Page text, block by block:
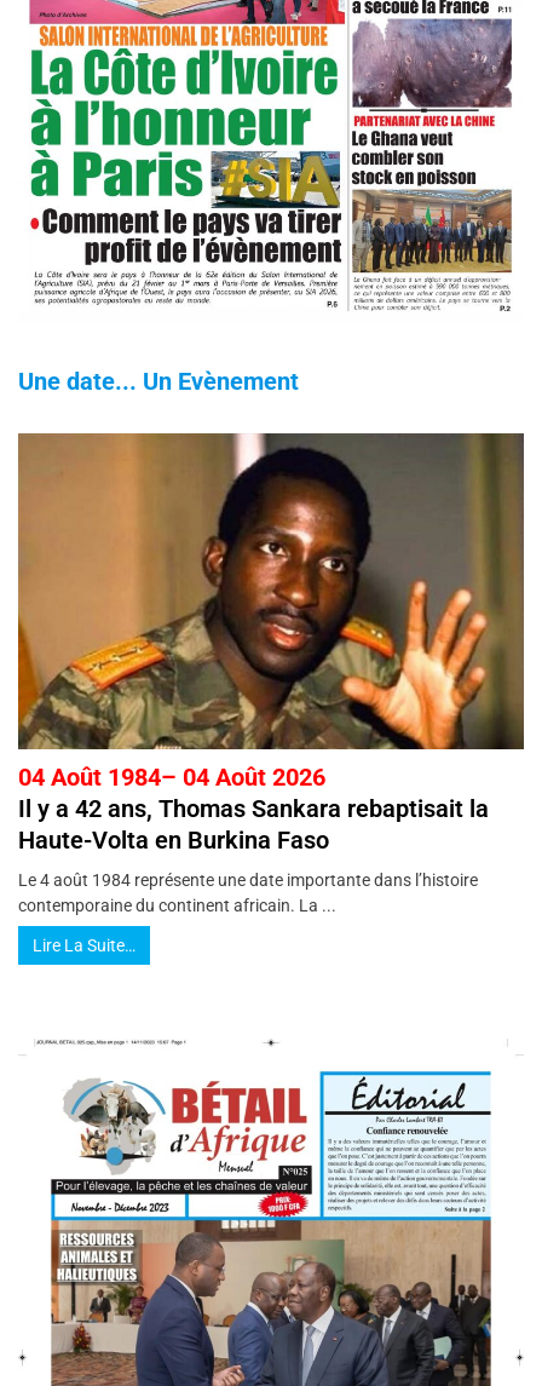
Une date... Un Evènement
04 Août 1984– 04 Août 2026
Il y a 42 ans, Thomas Sankara rebaptisait la
Haute-Volta en Burkina Faso
Le 4 août 1984 représente une date importante dans l’histoire
contemporaine du continent africain. La ...
Lire La Suite…